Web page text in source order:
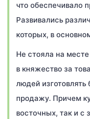
что обеспечивало
Развивались
которых, в
Не стояла на
в княжество за
людей
продажу. Причем
восточных, так и с